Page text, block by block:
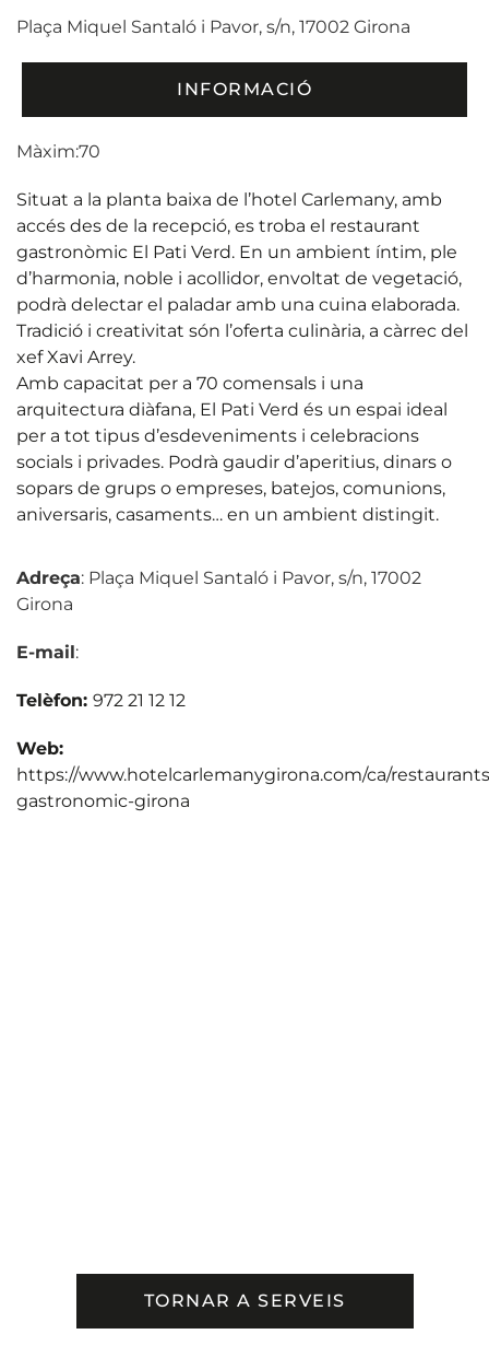
Plaça Miquel Santaló i Pavor, s/n, 17002 Girona
INFORMACIÓ
Màxim:70
Situat a la planta baixa de l’hotel Carlemany, amb
accés des de la recepció, es troba el restaurant
gastronòmic El Pati Verd. En un ambient íntim, ple
d’harmonia, noble i acollidor, envoltat de vegetació,
podrà delectar el paladar amb una cuina elaborada.
Tradició i creativitat són l’oferta culinària, a càrrec del
xef Xavi Arrey.
Amb capacitat per a 70 comensals i una
arquitectura diàfana, El Pati Verd és un espai ideal
per a tot tipus d’esdeveniments i celebracions
socials i privades. Podrà gaudir d’aperitius, dinars o
sopars de grups o empreses, batejos, comunions,
aniversaris, casaments… en un ambient distingit.
Adreça: Plaça Miquel Santaló i Pavor, s/n, 17002
Girona
E-mail:
Telèfon: 972 21 12 12
Web:
https://www.hotelcarlemanygirona.com/ca/
gastronomic-girona
TORNAR A SERVEIS